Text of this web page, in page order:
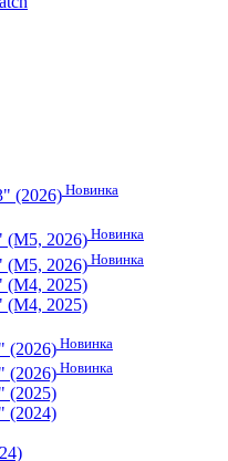
(2026) Новинка
(M5, 2026) Новинка
(M5, 2026) Новинка
(M4, 2025)
(M4, 2025)
(2026) Новинка
(2026) Новинка
(2025)
(2024)